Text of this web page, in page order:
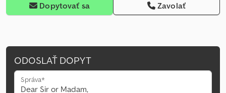
Dopytovať sa Zavolať
ODOSLAŤ DOPYT
Správa*